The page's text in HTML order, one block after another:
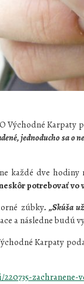
Východné
jednoducho sa o
každé dve
potrebovať vo
zúbky. „Skúša
a následne budú
Karpaty